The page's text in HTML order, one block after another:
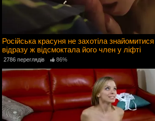
Російська красуня не захотіла
відразу ж відсмоктала його член у ліфті
2786 переглядів 86%